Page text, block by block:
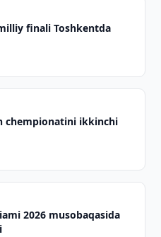
finali Toshkentda
chempionatini ikkinchi
2026 musobaqasida